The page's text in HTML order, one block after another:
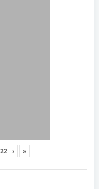
22 › »